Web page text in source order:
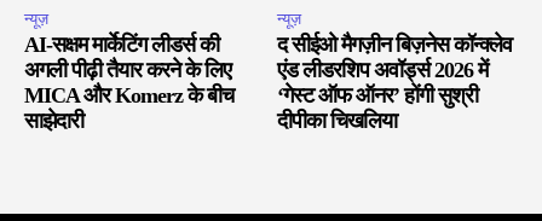
न्यूज़
AI-सक्षम मार्केटिंग लीडर्स की
अगली पीढ़ी तैयार करने के लिए
MICA और Komerz के बीच
साझेदारी
न्यूज़
द सीईओ मैगज़ीन बिज़नेस कॉन्क्लेव
एंड लीडरशिप अवॉर्ड्स 2026 में
‘गेस्ट ऑफ ऑनर’ होंगी सुश्री
दीपीका चिखलिया